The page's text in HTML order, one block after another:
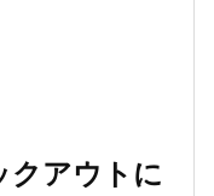
クアウトに